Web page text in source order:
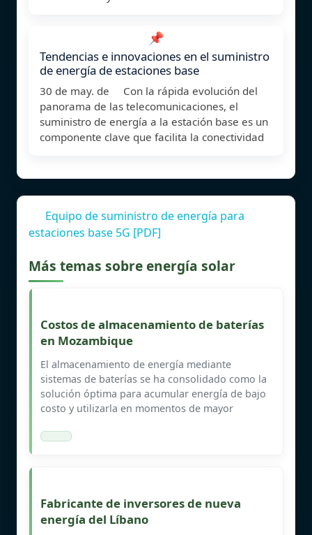
📌
Tendencias e innovaciones en el suministro
de energía de estaciones base
30 de may. de Con la rápida evolución del
panorama de las telecomunicaciones, el
suministro de energía a la estación base es un
componente clave que facilita la conectividad
Equipo de suministro de energía para
estaciones base 5G [PDF]
Más temas sobre energía solar
Costos de almacenamiento de baterías
en Mozambique
El almacenamiento de energía mediante
sistemas de baterías se ha consolidado como la
solución óptima para acumular energía de bajo
costo y utilizarla en momentos de mayor
Fabricante de inversores de nueva
energía del Líbano